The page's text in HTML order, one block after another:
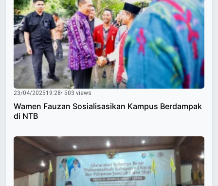
23/04/202519:28• 503 views
Wamen Fauzan Sosialisasikan Kampus Berdampak
di NTB